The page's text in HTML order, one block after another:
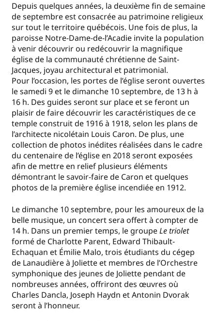
Depuis quelques années, la deuxième fin de semaine
de septembre est consacrée au patrimoine religieux
sur tout le territoire québécois. Une fois de plus, la
paroisse Notre-Dame-de-l’Acadie invite la population
à venir découvrir ou redécouvrir la magnifique
église de la communauté chrétienne de Saint-
Jacques, joyau architectural et patrimonial.
Pour l’occasion, les portes de l’église seront ouvertes
le samedi 9 et le dimanche 10 septembre, de 13 h à
16 h. Des guides seront sur place et se feront un
plaisir de faire découvrir les caractéristiques de ce
temple construit de 1916 à 1918, selon les plans de
l’architecte nicolétain Louis Caron. De plus, une
collection de photos inédites réalisées dans le cadre
du centenaire de l’église en 2018 seront exposées
afin de mettre en relief plusieurs éléments
démontrant le savoir-faire de Caron et quelques
photos de la première église incendiée en 1912.
Le dimanche 10 septembre, pour les amoureux de la
belle musique, un concert sera offert à compter de
14 h. Dans un premier temps, le groupeLe triolet
formé de Charlotte Parent, Edward Thibault-
Echaquan et Émilie Malo, trois étudiants du cégep
de Lanaudière à Joliette et membres de l’Orchestre
symphonique des jeunes de Joliette pendant de
nombreuses années, offriront des œuvres où
Charles Dancla, Joseph Haydn et Antonin Dvorak
seront à l’honneur.